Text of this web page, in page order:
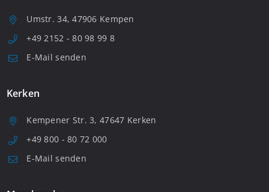
Umstr. 34, 47906 Kempen
+49 2152 - 80 98 99 8
E-Mail senden
Kerken
Kempener Str. 3, 47647 Kerken
+49 800 - 80 72 000
E-Mail senden